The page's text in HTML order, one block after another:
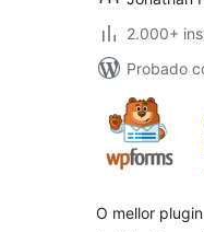
2.000+
Probado
O mellor